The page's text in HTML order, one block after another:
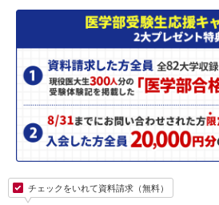
チェックをいれて資料請求（無料）